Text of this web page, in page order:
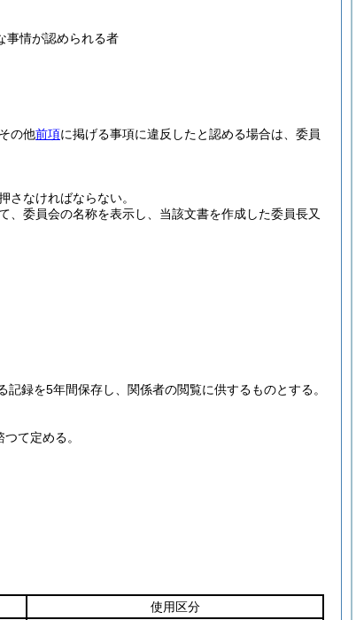
事情が認められる者
の他前項に掲げる事項に違反したと認める場合は、委員
なければならない。
委員会の名称を表示し、当該文書を作成した委員長又
録を5年間保存し、関係者の閲覧に供するものとする。
て定める。
使用区分